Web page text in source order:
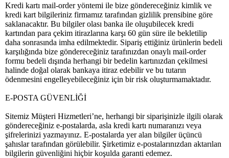
Kredi kartı mail-order yöntemi ile bize göndereceğiniz kimlik ve
kredi kart bilgileriniz firmamız tarafından gizlilik prensibine göre
saklanacaktır. Bu bilgiler olası banka ile oluşubilecek kredi
kartından para çekim itirazlarına karşı 60 gün süre ile bekletilip
daha sonrasında imha edilmektedir. Sipariş ettiğiniz ürünlerin bedeli
karşılığında bize göndereceğiniz tarafınızdan onaylı mail-order
formu bedeli dışında herhangi bir bedelin kartınızdan çekilmesi
halinde doğal olarak bankaya itiraz edebilir ve bu tutarın
ödenmesini engelleyebileceğiniz için bir risk oluşturmamaktadır.
E-POSTA GÜVENLİĞİ
Sitemiz Müşteri Hizmetleri’ne, herhangi bir siparişinizle ilgili olarak
göndereceğiniz e-postalarda, asla kredi kartı numaranızı veya
şifrelerinizi yazmayınız. E-postalarda yer alan bilgiler üçüncü
şahıslar tarafından görülebilir. Şirketimiz e-postalarınızdan aktarılan
bilgilerin güvenliğini hiçbir koşulda garanti edemez.